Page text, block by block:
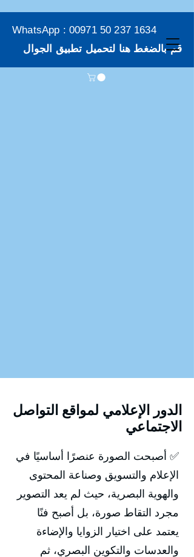
WhatsApp : 00971 50 237 1634
قم بالضغط هنا لتحميل تطبيق الجوال
الدور الإعلامي لمواقع التواصل
الاجتماعي
✅ أصبحت الصورة عنصرًا أساسيًا في
الإعلام والتسويق وصناعة المحتوى
والهوية البصرية، حيث لم يعد التصوير
مجرد التقاط صورة، بل أصبح فنًا
يعتمد على اختيار الزوايا والإضاءة
والعدسات والتكوين البصري، ثم